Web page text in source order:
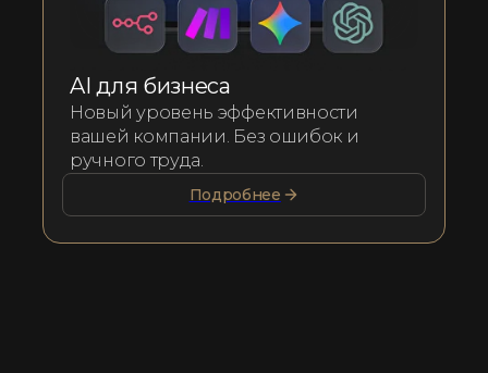
AI для бизнеса
Новый уровень эффективности
вашей компании. Без ошибок и
ручного труда.
Подробнее